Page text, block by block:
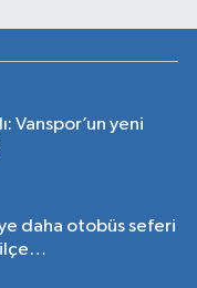
Vanspor’un yeni
daha otobüs seferi
ilçe…